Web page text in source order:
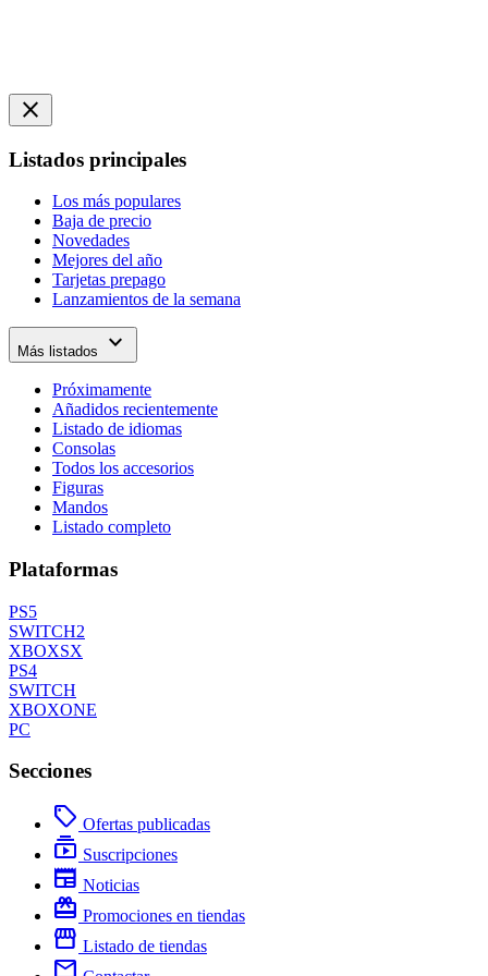
close
Listados principales
Los más populares
Baja de precio
Novedades
Mejores del año
Tarjetas prepago
Lanzamientos de la semana
Más listados expand_more
Próximamente
Añadidos recientemente
Listado de idiomas
Consolas
Todos los accesorios
Figuras
Mandos
Listado completo
Plataformas
PS5
SWITCH2
XBOXSX
PS4
SWITCH
XBOXONE
PC
Secciones
local_offer Ofertas publicadas
subscriptions Suscripciones
newspaper Noticias
redeem Promociones en tiendas
storefront Listado de tiendas
mail